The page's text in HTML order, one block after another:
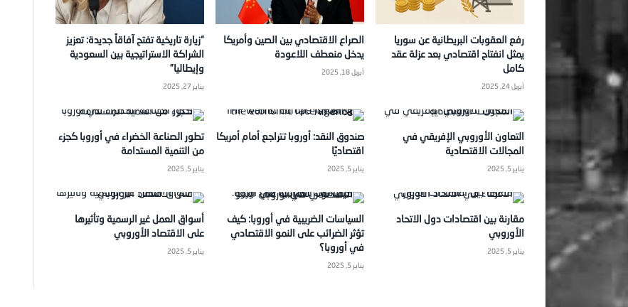
رفع العقوبات البريطانية عن سوريا
يمثل انفتاح اقتصادي بعد عزلة عقد
كامل
أبريل 24, 2025
الصراع الاقتصادي بين الصين وأمريكا
يدخل منعطف اللاعودة
أبريل 18, 2025
“زيارة تاريخية تفتح آفاقاً جديدة: تعزيز
الشراكة الاستراتيجية بين السعودية
وإيطاليا”
يناير 27, 2025
التعاون الأوروبي الإفريقي في
المجالات الاقتصادية
يناير 5, 2025
صندوق النقد: أوروبا تتراجع أمام أمريكا
اقتصاديًا
يناير 5, 2025
تطور الصناعة الخضراء في أوروبا كجزء
من التنمية المستدامة
يناير 5, 2025
مقارنة بين اقتصادات دول الاتحاد
الأوروبي
يناير 5, 2025
السياسات الضريبية في أوروبا: كيف
تؤثر الضرائب على النمو الاقتصادي
في أوروبا؟
يناير 5, 2025
أسواق العمل غير الرسمية وتأثيرها
على الاقتصاد الأوروبي
يناير 5, 2025